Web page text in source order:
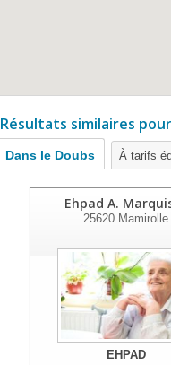
Résultats similaires
Dans le Doubs À tarifs
Ehpad A.
25620 Mamirolle
EHPAD